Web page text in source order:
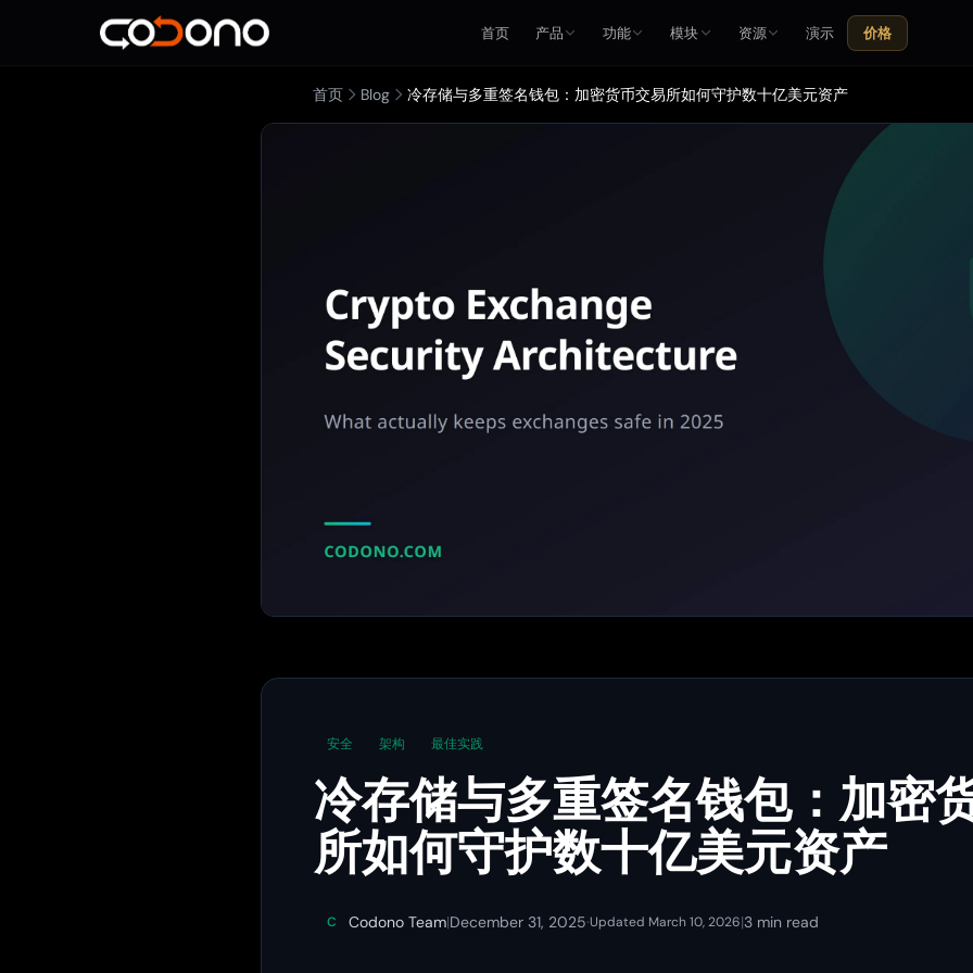
首页 产品 功能 模块 资源 演示 价格
首页 Blog 冷存储与多重签名钱包：加密货币交易所如何守护数十亿美元资产
安全 架构 最佳实践
冷存储与多重签名钱包：加密
所如何守护数十亿美元资产
C Codono Team|December 31, 2025·Updated March 10, 2026|3 min read